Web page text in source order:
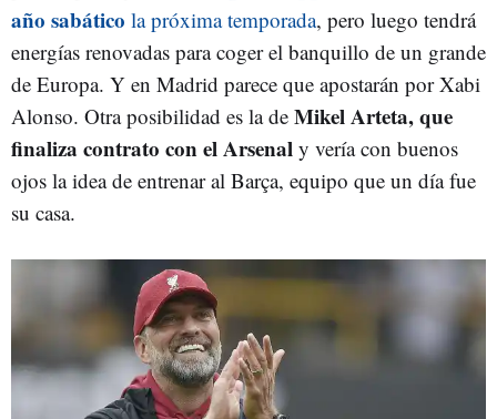
año sabático la próxima temporada, pero luego tendrá
energías renovadas para coger el banquillo de un grande
de Europa. Y en Madrid parece que apostarán por Xabi
Alonso. Otra posibilidad es la de Mikel Arteta, que
finaliza contrato con el Arsenal y vería con buenos
ojos la idea de entrenar al Barça, equipo que un día fue
su casa.